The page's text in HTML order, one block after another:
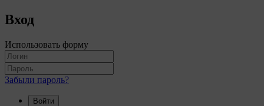
Вход
Использовать форму
Забыли пароль?
Войти